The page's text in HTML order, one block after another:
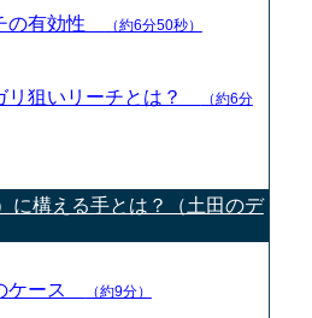
の有効性 （約6分50秒）
リ狙いリーチとは？
（約6分
に構える手とは？（土田のデ
ケース （約9分）